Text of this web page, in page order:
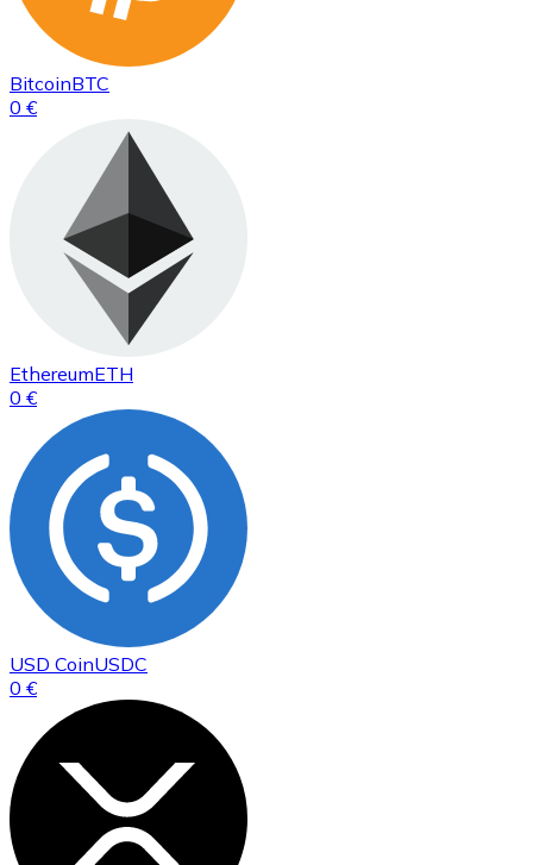
BitcoinBTC
0 €
EthereumETH
0 €
USD CoinUSDC
0 €